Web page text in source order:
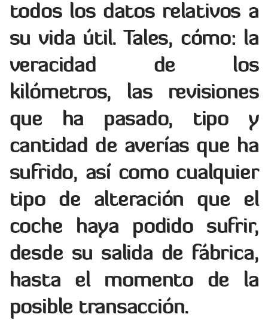
todos los datos relativos a
su vida útil. Tales, cómo: la
veracidad de los
kilómetros, las revisiones
que ha pasado, tipo y
cantidad de averías que ha
sufrido, así como cualquier
tipo de alteración que el
coche haya podido sufrir,
desde su salida de fábrica,
hasta el momento de la
posible transacción.